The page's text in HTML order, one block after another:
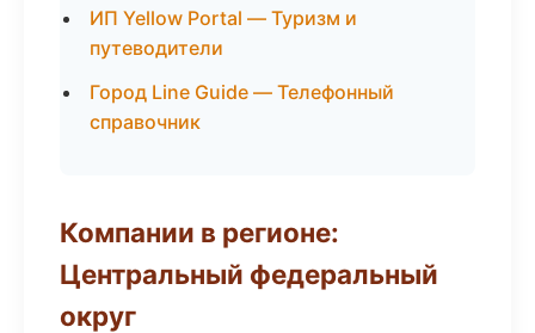
ИП Yellow Portal — Туризм и
путеводители
Город Line Guide — Телефонный
справочник
Компании в регионе:
Центральный федеральный
округ